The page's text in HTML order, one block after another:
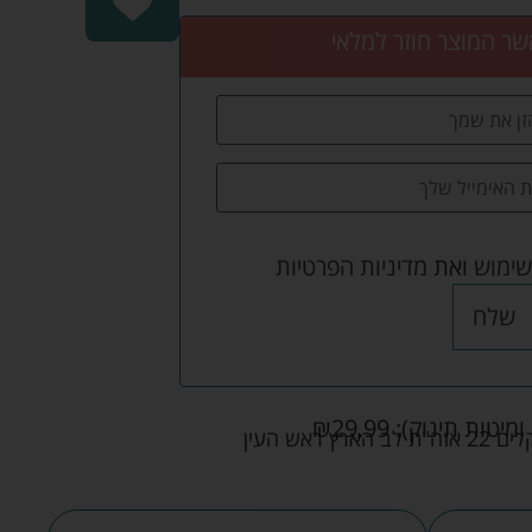
המוצר חוזר למלאי
ואת מדיניות הפרטיות
שלח
תינוק): ₪29.99 העין